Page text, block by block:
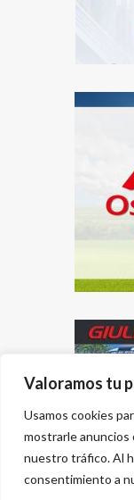
Valoramos tu
Usamos cookies
mostrarle anuncios
nuestro tráfico. Al
consentimiento a